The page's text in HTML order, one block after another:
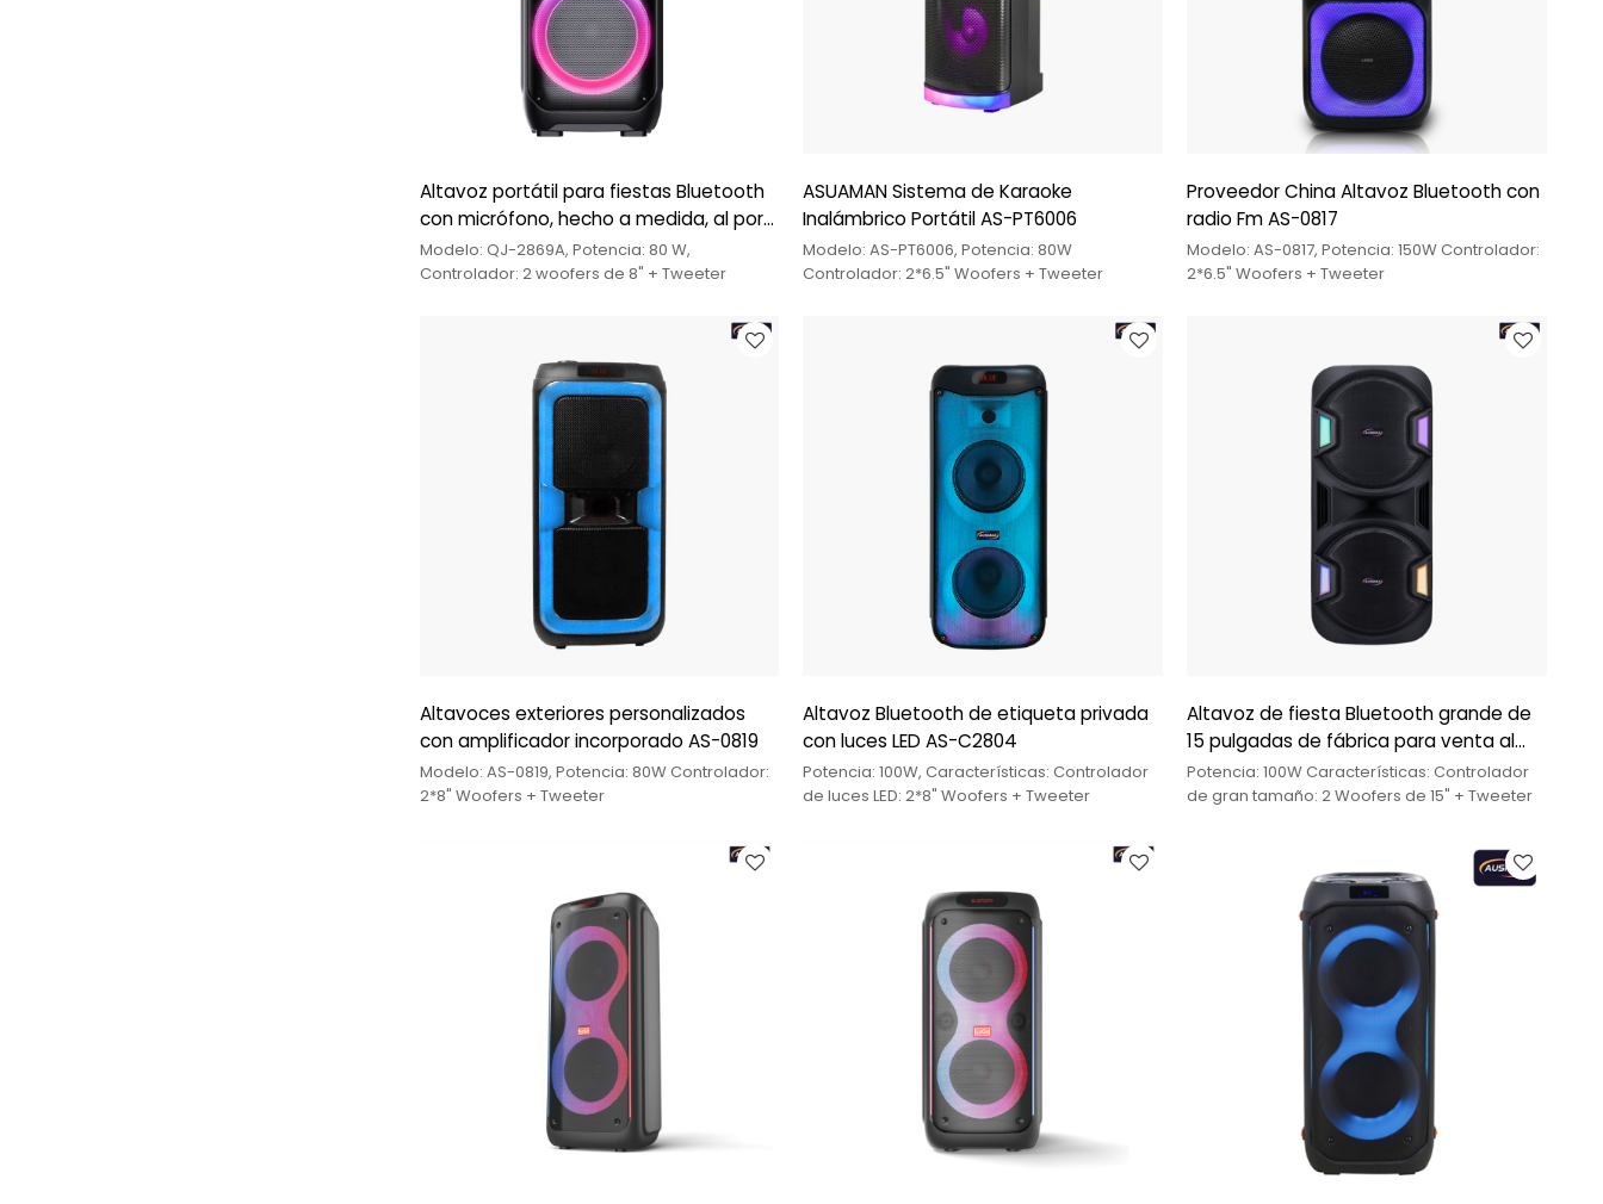
Altavoz portátil para fiestas Bluetooth
con micrófono, hecho a medida, al por
mayor
Modelo: QJ-2869A, Potencia: 80 W,
Controlador: 2 woofers de 8" + Tweeter
ASUAMAN Sistema de Karaoke
Inalámbrico Portátil AS-PT6006
Modelo: AS-PT6006, Potencia: 80W
Controlador: 2*6.5" Woofers + Tweeter
Proveedor China Altavoz Bluetooth con
radio Fm AS-0817
Modelo: AS-0817, Potencia: 150W Controlador:
2*6.5" Woofers + Tweeter
Altavoces exteriores personalizados
con amplificador incorporado AS-0819
Modelo: AS-0819, Potencia: 80W Controlador:
2*8" Woofers + Tweeter
Altavoz Bluetooth de etiqueta privada
con luces LED AS-C2804
Potencia: 100W, Características: Controlador
de luces LED: 2*8" Woofers + Tweeter
Altavoz de fiesta Bluetooth grande de
15 pulgadas de fábrica para venta al
por mayor
Potencia: 100W Características: Controlador
de gran tamaño: 2 Woofers de 15" + Tweeter